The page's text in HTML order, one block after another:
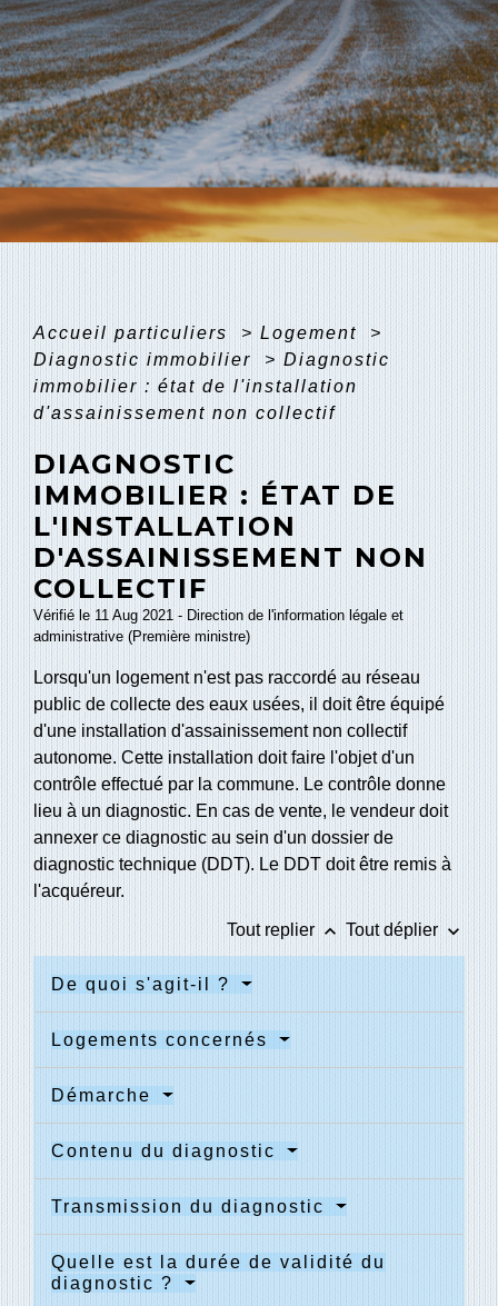
Accueil particuliers > Logement
>
Diagnostic immobilier
> Diagnostic
immobilier : état de l'installation
d'assainissement non collectif
DIAGNOSTIC
IMMOBILIER : ÉTAT DE
L'INSTALLATION
D'ASSAINISSEMENT NON
COLLECTIF
Vérifié le 11 Aug 2021 - Direction de l'information légale et
administrative (Première ministre)
Lorsqu'un logement n'est pas raccordé au réseau
public de collecte des eaux usées, il doit être équipé
d'une installation d'assainissement non collectif
autonome. Cette installation doit faire l'objet d'un
contrôle effectué par la commune. Le contrôle donne
lieu à un diagnostic. En cas de vente, le vendeur doit
annexer ce diagnostic au sein d'un dossier de
diagnostic technique (DDT). Le DDT doit être remis à
l'acquéreur.
Tout replier keyboard_arrow_up Tout déplier keyboard_arrow_down
De quoi s'agit-il ?
Logements concernés
Démarche
Contenu du diagnostic
Transmission du diagnostic
Quelle est la durée de validité du
diagnostic ?